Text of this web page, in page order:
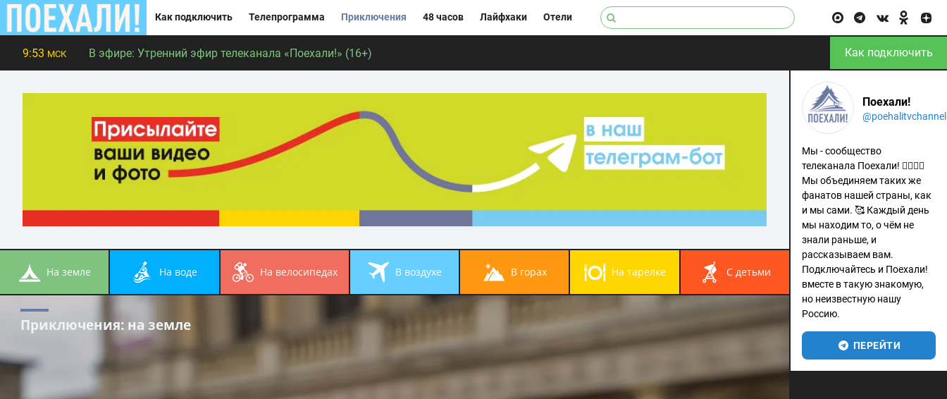
Как подключить Телепрограмма Приключения 48 часов Лайфхаки Отели
9:53 МСК В эфире: Утренний эфир телеканала «Поехали!» (16+) Как подключить
на земле на воде на велосипедах в воздухе в горах на тарелке с детьми
Приключения: на земле
Поехали!
@poehalitvchannel
Мы - сообщество
телеканала Поехали! 🙋‍♂️🙋‍♀️
Мы объединяем таких же
фанатов нашей страны, как
и мы сами. 🥰 Каждый день
мы находим то, о чём не
знали раньше, и
рассказываем вам.
Подключайтесь и Поехали!
вместе в такую знакомую,
но неизвестную нашу
Россию.
ПЕРЕЙТИ